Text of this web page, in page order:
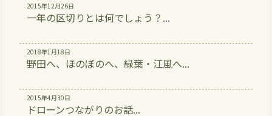
2015年12月26日
一年の区切りとは何でしょう？...
2018年1月18日
野田へ、ほのぼのへ、緑葉・江風へ...
2015年4月30日
ドローンつながりのお話...